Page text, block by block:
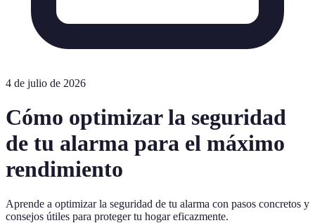
4 de julio de 2026
Cómo optimizar la seguridad
de tu alarma para el máximo
rendimiento
Aprende a optimizar la seguridad de tu alarma con pasos concretos y
consejos útiles para proteger tu hogar eficazmente.